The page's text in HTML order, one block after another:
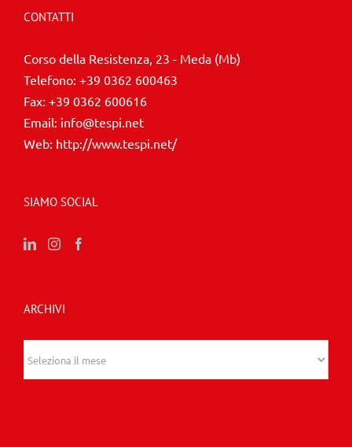
CONTATTI
Corso della Resistenza, 23 - Meda (Mb)
Telefono: +39 0362 600463
Fax: +39 0362 600616
Email: info@tespi.net
Web: http://www.tespi.net/
SIAMO SOCIAL
ARCHIVI